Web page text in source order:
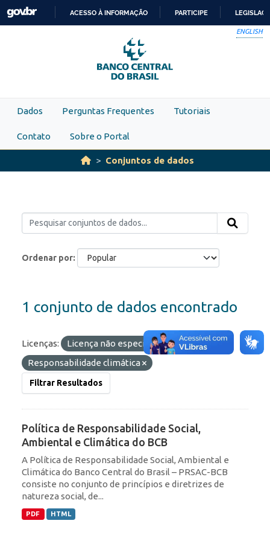
Skip to main content
PARA
O
CONTEÚDO
ACESSO À INFORMAÇÃO PARTICIPE
ENGLISH
Dados Perguntas Frequentes Tutoriais
Contato Sobre o Portal
Conjuntos de dados
Ordenar por
1 conjunto de dados encontrado
Licenças: Licença não especificada
Etiquetas:
Responsabilidade climática
Filtrar Resultados
Política de Responsabilidade Social,
Ambiental e Climática do BCB
A Política de Responsabilidade Social, Ambiental e
Climática do Banco Central do Brasil – PRSAC-BCB
consiste no conjunto de princípios e diretrizes de
natureza social, de...
PDF HTML